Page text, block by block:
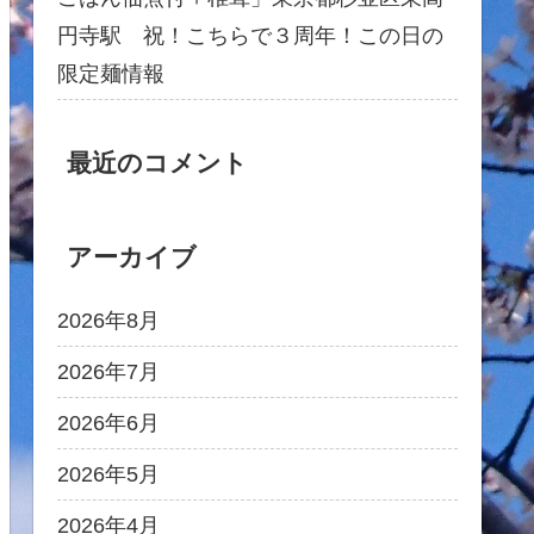
円寺駅 祝！こちらで３周年！この日の
限定麺情報
最近のコメント
アーカイブ
2026年8月
2026年7月
2026年6月
2026年5月
2026年4月